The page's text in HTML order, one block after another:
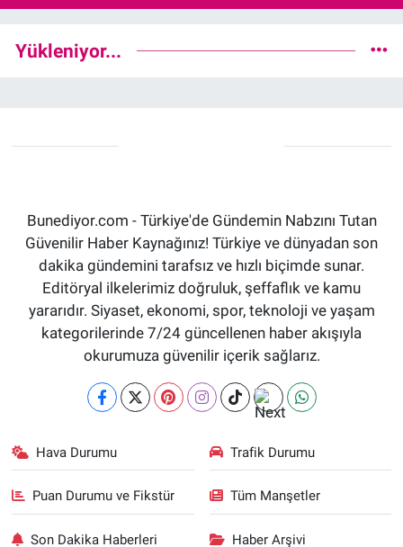
Yükleniyor...
Bunediyor.com - Türkiye'de Gündemin Nabzını Tutan
Güvenilir Haber Kaynağınız! Türkiye ve dünyadan son
dakika gündemini tarafsız ve hızlı biçimde sunar.
Editöryal ilkelerimiz doğruluk, şeffaflık ve kamu
yararıdır. Siyaset, ekonomi, spor, teknoloji ve yaşam
kategorilerinde 7/24 güncellenen haber akışıyla
okurumuza güvenilir içerik sağlarız.
Hava Durumu Trafik Durumu
Puan Durumu ve Fikstür Tüm Manşetler
Son Dakika Haberleri Haber Arşivi